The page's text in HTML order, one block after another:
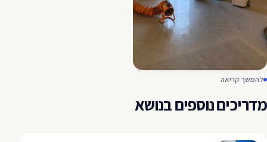
להמשך קריאה
מדריכים נוספים בנושא